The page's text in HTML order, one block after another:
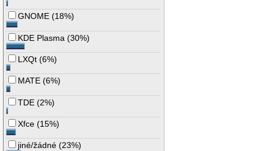
GNOME (18%)
KDE Plasma (30%)
LXQt (6%)
MATE (6%)
TDE (2%)
Xfce (15%)
jiné/žádné (23%)